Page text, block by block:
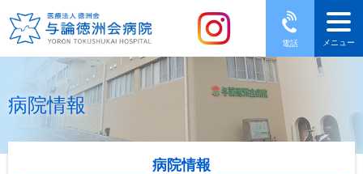
電話 メニュー
病院情報
病院情報